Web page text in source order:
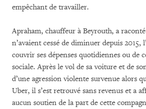
empêchant de travailler.
Apraham, chauffeur à Beyrouth, a
n’avaient cessé de diminuer depuis 2015,
couvrir ses dépenses quotidiennes ou de
sociale. Après le vol de sa voiture et de
d’une agression violente survenue alors
Uber, il s’est retrouvé sans revenus et a
aucun soutien de la part de cette